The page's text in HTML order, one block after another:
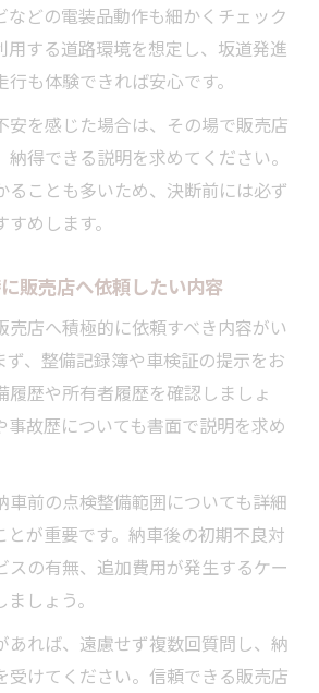
などの電装品動作も細かくチェック
用する道路環境を想定し、坂道発進
も体験できれば安心です。
安を感じた場合は、その場で販売店
納得できる説明を求めてください。
ることも多いため、決断前には必ず
めします。
販売店へ依頼したい内容
売店へ積極的に依頼すべき内容がい
ず、整備記録簿や車検証の提示をお
履歴や所有者履歴を確認しましょ
事故歴についても書面で説明を求め
車前の点検整備範囲についても詳細
とが重要です。納車後の初期不良対
スの有無、追加費用が発生するケー
しょう。
あれば、遠慮せず複数回質問し、納
受けてください。信頼できる販売店